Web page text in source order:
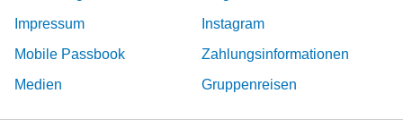
Impressum
Instagram
Mobile Passbook
Zahlungsinformationen
Medien
Gruppenreisen